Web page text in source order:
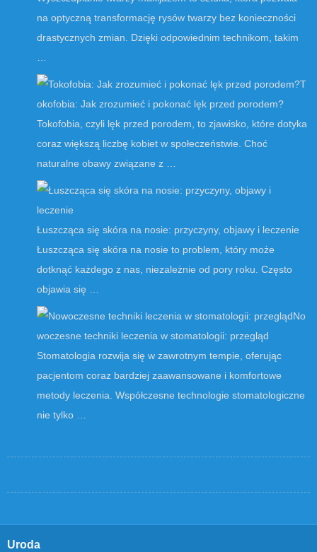
na optyczną transformację rysów twarzy bez konieczności
drastycznych zmian. Dzięki odpowiednim technikom, takim
…
T
okofobia: Jak zrozumieć i pokonać lęk przed porodem?
Tokofobia, czyli lęk przed porodem, to zjawisko, które dotyka
coraz większą liczbę kobiet w społeczeństwie. Choć
naturalne obawy związane z …
Łuszcząca się skóra na nosie: przyczyny, objawy i leczenie
Łuszcząca się skóra na nosie to problem, który może
dotknąć każdego z nas, niezależnie od pory roku. Często
objawia się …
No
woczesne techniki leczenia w stomatologii: przegląd
Stomatologia rozwija się w zawrotnym tempie, oferując
pacjentom coraz bardziej zaawansowane i komfortowe
metody leczenia. Współczesne technologie stomatologiczne
nie tylko …
Uroda